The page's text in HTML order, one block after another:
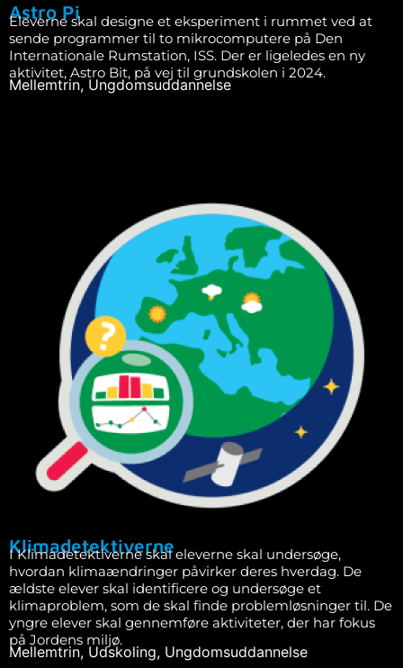
Astro Pi
Eleverne skal designe et eksperiment i rummet ved at
sende programmer til to mikrocomputere på Den
Internationale Rumstation, ISS. Der er ligeledes en ny
aktivitet, Astro Bit, på vej til grundskolen i 2024.
Mellemtrin, Ungdomsuddannelse
Klimadetektiverne
I Klimadetektiverne skal eleverne skal undersøge,
hvordan klimaændringer påvirker deres hverdag. De
ældste elever skal identificere og undersøge et
klimaproblem, som de skal finde problemløsninger til. De
yngre elever skal gennemføre aktiviteter, der har fokus
på Jordens miljø.
Mellemtrin, Udskoling, Ungdomsuddannelse